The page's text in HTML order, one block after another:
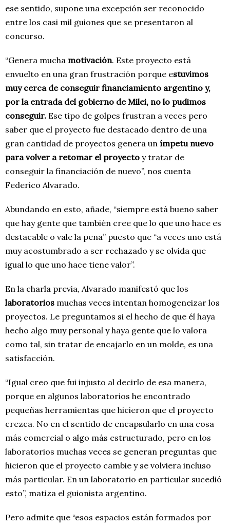
ese sentido, supone una excepción ser reconocido
entre los casi mil guiones que se presentaron al
concurso.
“Genera mucha motivación. Este proyecto está
envuelto en una gran frustración porque estuvimos
muy cerca de conseguir financiamiento argentino y,
por la entrada delgobierno deMilei, no lo pudimos
conseguir. Ese tipo de golpes frustran a veces pero
saber que el proyecto fue destacado dentro de una
gran cantidad de proyectos genera un ímpetu nuevo
para volver a retomar el proyecto y tratar de
conseguir la financiación de nuevo”, nos cuenta
Federico Alvarado.
Abundando en esto, añade, “siempre está bueno saber
que hay gente que también cree que lo que uno hace es
destacable o vale la pena” puesto que “a veces uno está
muy acostumbrado a ser rechazado y se olvida que
igual lo que uno hace tiene valor”.
En la charla previa, Alvarado manifestó que los
laboratorios muchas veces intentan homogeneizar los
proyectos. Le preguntamos si el hecho de que él haya
hecho algo muy personal y haya gente que lo valora
como tal, sin tratar de encajarlo en un molde, es una
satisfacción.
“Igual creo que fui injusto al decirlo de esa manera,
porque en algunos laboratorios he encontrado
pequeñas herramientas que hicieron que el proyecto
crezca. No en el sentido de encapsularlo en una cosa
más comercial o algo más estructurado, pero en los
laboratorios muchas veces se generan preguntas que
hicieron que el proyecto cambie y se volviera incluso
más particular. En un laboratorio en particular sucedió
esto”, matiza el guionista argentino.
Pero admite que “esos espacios están formados por